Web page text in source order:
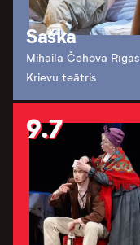
Saška
Mihaila Čehova Rīgas
Krievu teātris
9.7